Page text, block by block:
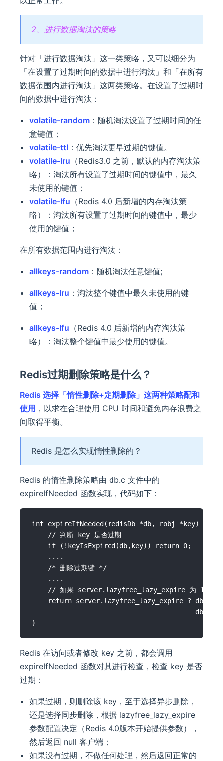
2、进行数据淘汰的策略
针对「进行数据淘汰」这一类策略，又可以细分为
「在设置了过期时间的数据中进行淘汰」和「在所有
数据范围内进行淘汰」这两类策略。在设置了过期时
间的数据中进行淘汰：
volatile-random ：随机淘汰设置了过期时间的任
意键值；
volatile-ttl ：优先淘汰更早过期的键值。
volatile-lru （Redis3.0 之前，默认的内存淘汰策
略）：淘汰所有设置了过期时间的键值中，最久
未使用的键值；
volatile-lfu （Redis 4.0 后新增的内存淘汰策
略）：淘汰所有设置了过期时间的键值中，最少
使用的键值；
在所有数据范围内进行淘汰：
allkeys-random ：随机淘汰任意键值;
allkeys-lru ：淘汰整个键值中最久未使用的键
值；
allkeys-lfu （Redis 4.0 后新增的内存淘汰策
略）：淘汰整个键值中最少使用的键值。
Redis过期删除策略是什么？
Redis 选择「惰性删除+定期删除」这两种策略配和
使用 ，以求在合理使用 CPU 时间和避免内存浪费之
间取得平衡。
Redis 是怎么实现惰性删除的？
Redis 的惰性删除策略由 db.c 文件中的
expireIfNeeded 函数实现，代码如下：
int expireIfNeeded(redisDb *db, robj *key) {
    // 判断 key 是否过期
    if (!keyIsExpired(db,key)) return 0;
    ....
    /* 删除过期键 */
    ....
// 如果 server.lazyfree_lazy_expire 为 1 表示
return server.lazyfree_lazy_expire ?
Redis 在访问或者修改 key 之前，都会调用
expireIfNeeded 函数对其进行检查，检查 key 是否
过期：
如果过期，则删除该 key，至于选择异步删除，
还是选择同步删除，根据 lazyfree_lazy_expire
参数配置决定（Redis 4.0版本开始提供参数），
然后返回 null 客户端；
如果没有过期，不做任何处理，然后返回正常的